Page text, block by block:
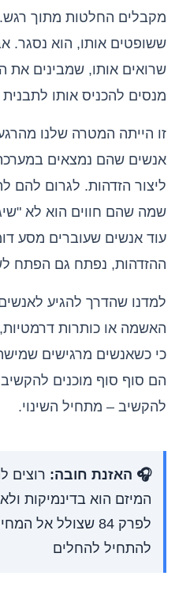
מקבלים החלטות מתוך
ששופטים אותו, הוא נסגר.
שרואים אותו, שמבינים את
מנסים להכניס אותו
זו הייתה המטרה שלנו
אנשים שהם נמצאים
ליצור הזדהות. לגרום להם
שמה שהם חווים הוא לא
עוד אנשים שעוברים מסע
ההזדהות, נפתח גם הפתח
למדנו שהדרך להגיע
האשמה או כותרות
כי כשאנשים מרגישים
הם סוף סוף מוכנים
להקשיב – מתחיל השינוי.
🎧 האזנת חובה: רוצים
המיזם הוא בדינמיקות ולא
לפרק 84 שצולל אל
להתחיל להחלים